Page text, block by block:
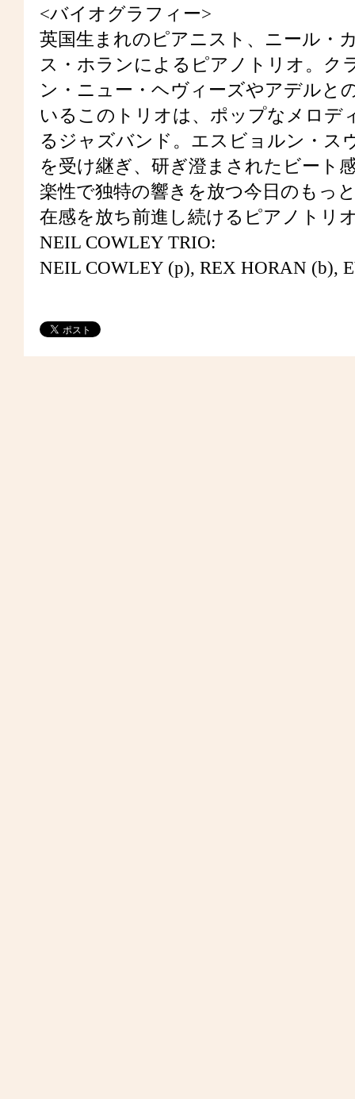
<バイオグラフィー>
英国生まれのピアニスト、ニール・
ス・ホランによるピアノトリオ。ク
ン・ニュー・ヘヴィーズやアデルと
いるこのトリオは、ポップなメロデ
るジャズバンド。エスビョルン・ス
を受け継ぎ、研ぎ澄まされたビート
楽性で独特の響きを放つ今日のもっ
在感を放ち前進し続けるピアノトリ
NEIL COWLEY TRIO:
NEIL COWLEY (p), REX HORAN (b),